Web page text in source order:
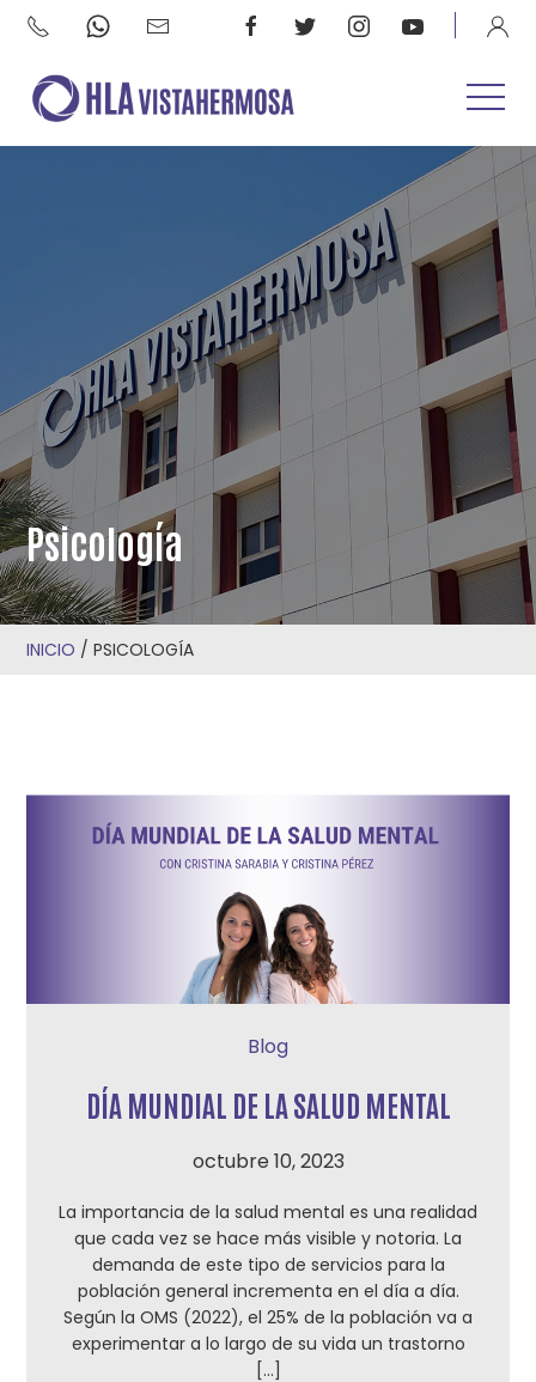
Psicología
INICIO /PSICOLOGÍA
Blog
DÍA MUNDIAL DE LA SALUD MENTAL
octubre 10, 2023
La importancia de la salud mental es una realidad
que cada vez se hace más visible y notoria. La
demanda de este tipo de servicios para la
población general incrementa en el día a día.
Según la OMS (2022), el 25% de la población va a
experimentar a lo largo de su vida un trastorno
[…]